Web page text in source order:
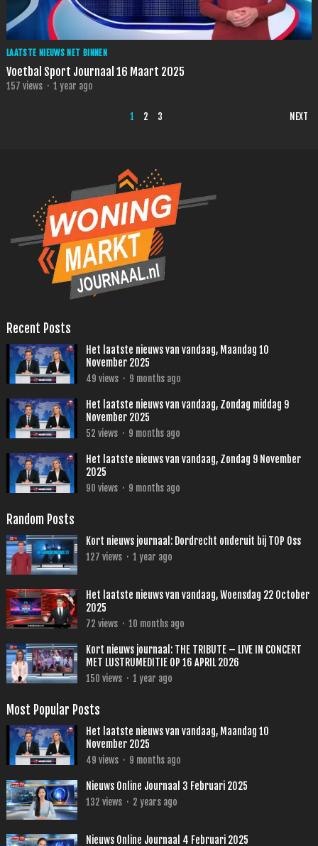
LAATSTE NIEUWS NET BINNEN
Voetbal Sport Journaal 16 Maart 2025
157 views · 1 year ago
1 2 3 NEXT
Recent Posts
Het laatste nieuws van vandaag, Maandag 10
November 2025
49 views · 9 months ago
Het laatste nieuws van vandaag, Zondag middag 9
November 2025
52 views · 9 months ago
Het laatste nieuws van vandaag, Zondag 9 November
2025
90 views · 9 months ago
Random Posts
Kort nieuws journaal: Dordrecht onderuit bij TOP Oss
127 views · 1 year ago
Het laatste nieuws van vandaag, Woensdag 22 October
2025
72 views · 10 months ago
Kort nieuws journaal: THE TRIBUTE – LIVE IN CONCERT
MET LUSTRUMEDITIE OP 16 APRIL 2026
150 views · 1 year ago
Most Popular Posts
Het laatste nieuws van vandaag, Maandag 10
November 2025
49 views · 9 months ago
Nieuws Online Journaal 3 Februari 2025
132 views · 2 years ago
Nieuws Online Journaal 4 Februari 2025